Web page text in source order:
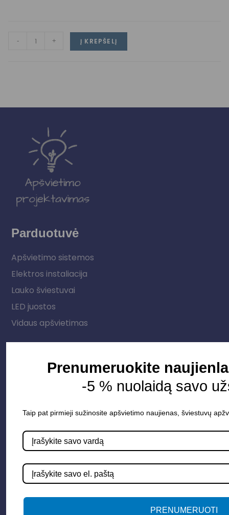
- + Į KREPŠELĮ
Parduotuvė
Apšvietimo sistemos
Elektros instaliacija
Lauko šviestuvai
LED juostos
Vidaus apšvietimas
Apšvietimo mokymų įrašas
Kontaktai
Susisiekime
Prenumeruokite
-5 % nuolaidą savo
Taip pat pirmieji sužinosite apšvietimo naujienas, šviestuvų
PRENUMERUOTI